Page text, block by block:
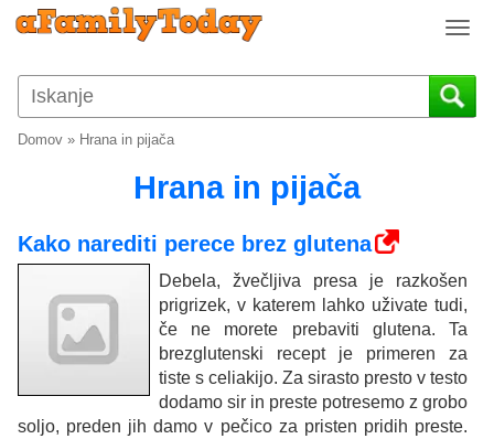
T
g
g
g
a
t
i
o
n
Domov » Hrana in pijača
Hrana in pijača
Kako narediti perece brez glutena
Debela, žvečljiva presa je razkošen
prigrizek, v katerem lahko uživate tudi,
če ne morete prebaviti glutena. Ta
brezglutenski recept je primeren za
tiste s celiakijo. Za sirasto presto v testo
dodamo sir in preste potresemo z grobo
soljo, preden jih damo v pečico za pristen pridih preste.